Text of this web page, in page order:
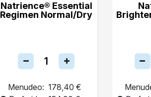
Natrience® Essential
Regimen Normal/Dry
Menudeo: 178,40 €